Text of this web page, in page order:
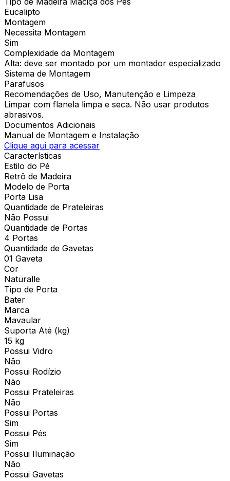
Eucalipto
Montagem
Necessita Montagem
Sim
Complexidade da Montagem
Alta: deve ser montado por um montador especializado
Sistema de Montagem
Parafusos
Recomendações de Uso, Manutenção e Limpeza
Limpar com flanela limpa e seca. Não usar produtos
abrasivos.
Documentos Adicionais
Manual de Montagem e Instalação
Clique aqui para acessar
Características
Estilo do Pé
Retrô de Madeira
Modelo de Porta
Porta Lisa
Quantidade de Prateleiras
Não Possui
Quantidade de Portas
4 Portas
Quantidade de Gavetas
01 Gaveta
Cor
Naturalle
Tipo de Porta
Bater
Marca
Mavaular
Suporta Até (kg)
15 kg
Possui Vidro
Não
Possui Rodízio
Não
Possui Prateleiras
Não
Possui Portas
Sim
Possui Pés
Sim
Possui Iluminação
Não
Possui Gavetas